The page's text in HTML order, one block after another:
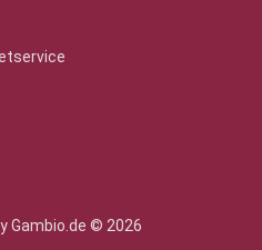
Gambio.de © 2026